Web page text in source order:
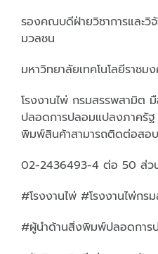
รองคณบดีฝ่ายวิชาการและวิ
มวลชน
มหาวิทยาลัยเทคโนโลยีราช
โรงงานไพ่ กรมสรรพสามิต
ปลอดการปลอมแปลงภาครั
พิมพ์สินค้าสามารถติดต่อสอ
02-2436493-4 ต่อ 50 ส่ว
#โรงงานไพ่ #โรงงานไพ่กร
#ผู้นำด้านสิ่งพิมพ์ปลอดการ